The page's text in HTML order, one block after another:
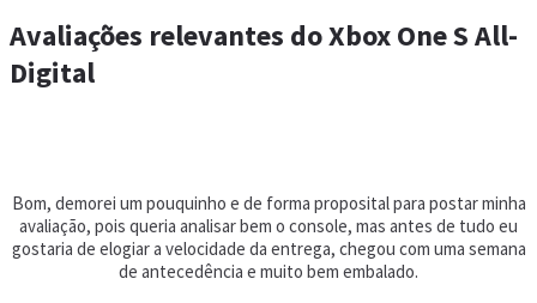
Avaliações relevantes do Xbox One S All-
Digital
Bom, demorei um pouquinho e de forma proposital para postar minha
avaliação, pois queria analisar bem o console, mas antes de tudo eu
gostaria de elogiar a velocidade da entrega, chegou com uma semana
de antecedência e muito bem embalado.